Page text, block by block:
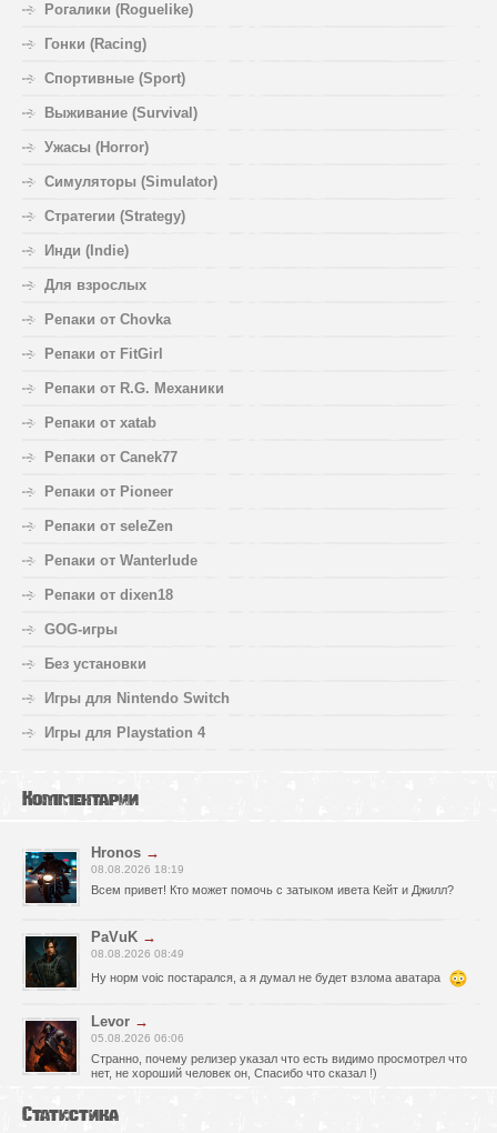
Рогалики (Roguelike)
Гонки (Racing)
Спортивные (Sport)
Выживание (Survival)
Ужасы (Horror)
Симуляторы (Simulator)
Стратегии (Strategy)
Инди (Indie)
Для взрослых
Репаки от Chovka
Репаки от FitGirl
Репаки от R.G. Механики
Репаки от xatab
Репаки от Canek77
Репаки от Pioneer
Репаки от seleZen
Репаки от Wanterlude
Репаки от dixen18
GOG-игры
Без установки
Игры для Nintendo Switch
Игры для Playstation 4
Комментарии
Hronos →
08.08.2026 18:19
Всем привет! Кто может помочь с затыком ивета Кейт и Джилл?
PaVuK →
08.08.2026 08:49
Ну норм voic постарался, а я думал не будет взлома аватара
Levor →
05.08.2026 06:06
Странно, почему релизер указал что есть видимо просмотрел что
нет, не хороший человек он, Спасибо что сказал !)
fr0zen142
05.08.2026 01:40
Статистика